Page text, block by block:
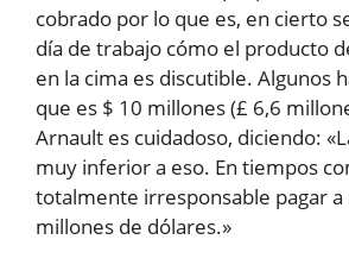
cobrado por lo que es, en cierto
día de trabajo cómo el producto
en la cima es discutible. Algunos
que es $ 10 millones (£ 6,6
Arnault es cuidadoso, diciendo:
muy inferior a eso. En tiempos
totalmente irresponsable pagar a
millones de dólares.»